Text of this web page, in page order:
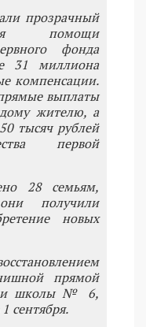
прозрачный
помощи
фонда
31 миллиона
компенсации.
выплаты
жителю, а
тысяч рублей
первой
28 семьям,
получили
новых
прямой
школы № 6,
сентября.